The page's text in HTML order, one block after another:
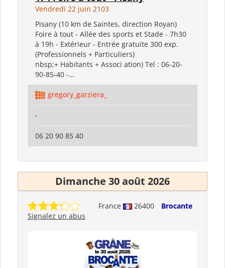
Vendredi 22 juin 2103
Pisany (10 km de Saintes, direction Royan)
Foire à tout - Allée des sports et Stade - 7h30
à 19h - Extérieur - Entrée gratuite 300 exp.
(Professionnels + Particuliers)
nbsp;+ Habitants + Associ ation) Tel : 06-20-
90-85-40 -...
gregory_garziera_
-
06 20 90 85 40
Dimanche 30 août 2026
France 26400
Brocante
Signalez un abus